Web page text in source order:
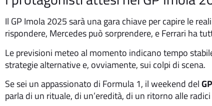
Il GP Imola 2025 sarà una gara chiave per capire le
rispondere, Mercedes può sorprendere, e Ferrari ha
Le previsioni meteo al momento indicano tempo
strategie alternative e, ovviamente, sui colpi di scena.
Se sei un appassionato di Formula 1, il weekend del
parla di un rituale, di un’eredità, di un ritorno alle